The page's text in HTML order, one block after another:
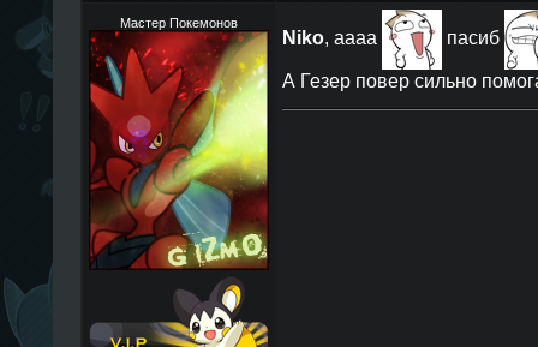
Мастер Покемонов
Niko, аааа
пасиб
А Гезер повер сильно